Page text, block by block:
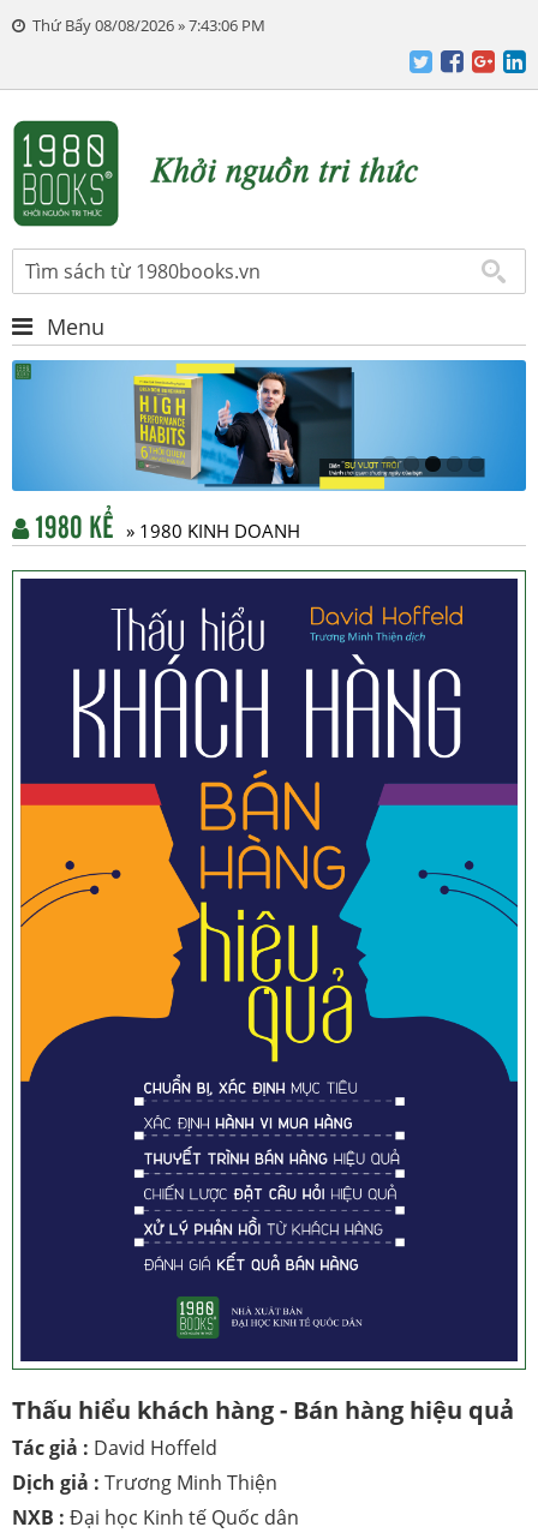
Thứ Bẩy 08/08/2026 » 7:43:07 PM
Menu
1980 KỂ » 1980 KINH DOANH
Thấu hiểu khách hàng - Bán hàng hiệu quả
Tác giả : David Hoffeld
Dịch giả : Trương Minh Thiện
NXB : Đại học Kinh tế Quốc dân